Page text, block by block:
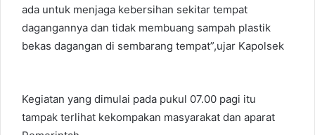
ada untuk menjaga kebersihan sekitar tempat
dagangannya dan tidak membuang sampah plastik
bekas dagangan di sembarang tempat”,ujar Kapolsek
Kegiatan yang dimulai pada pukul 07.00 pagi itu
tampak terlihat kekompakan masyarakat dan aparat